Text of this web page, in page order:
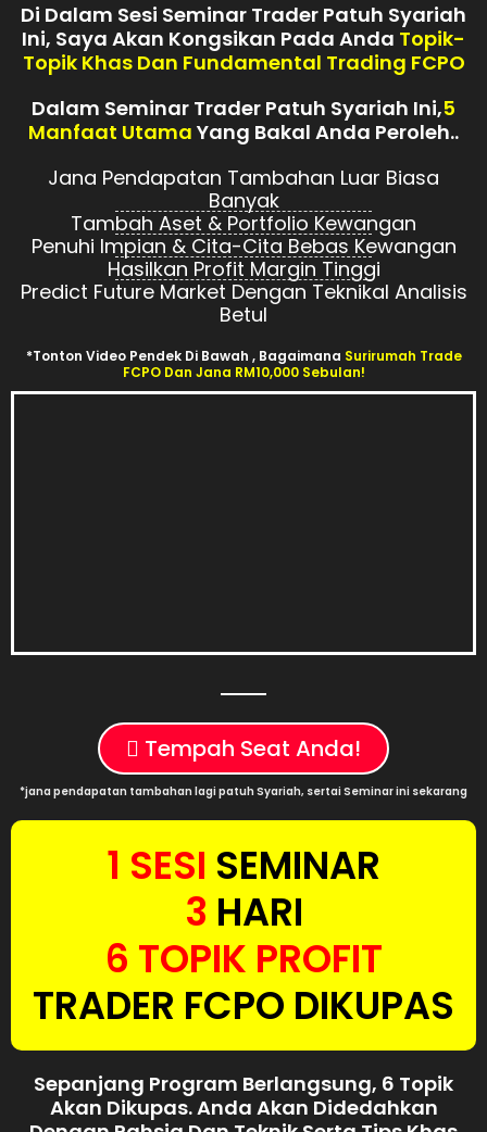
Di Dalam Sesi Seminar Trader Patuh Syariah
Ini, Saya Akan Kongsikan Pada Anda Topik-
Topik Khas Dan Fundamental Trading FCPO
Dalam Seminar Trader Patuh Syariah Ini,5
Manfaat Utama Yang Bakal Anda Peroleh..
Jana Pendapatan Tambahan Luar Biasa
Banyak
Tambah Aset & Portfolio Kewangan
Penuhi Impian & Cita-Cita Bebas Kewangan
Hasilkan Profit Margin Tinggi
Predict Future Market Dengan Teknikal Analisis
Betul
*tonton Video Pendek Di Bawah , Bagaimana Surirumah Trade
FCPO Dan Jana RM10,000 Sebulan!
Tempah Seat Anda!
*jana pendapatan tambahan lagi patuh Syariah, sertai Seminar ini sekarang
1 SESI SEMINAR
3 HARI
6 TOPIK PROFIT
TRADER FCPO DIKUPAS
Sepanjang Program Berlangsung, 6 Topik
Akan Dikupas. Anda Akan Didedahkan